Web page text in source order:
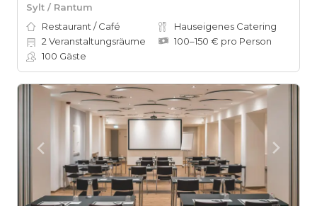
Sylt / Rantum
Restaurant / Café
Hauseigenes Catering
2 Veranstaltungsräume
100–150 € pro Person
100 Gäste